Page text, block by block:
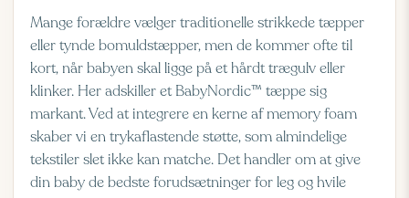
Mange forældre vælger traditionelle strikkede tæpper
eller tynde bomuldstæpper, men de kommer ofte til
kort, når babyen skal ligge på et hårdt trægulv eller
klinker. Her adskiller et BabyNordic™ tæppe sig
markant. Ved at integrere en kerne af memory foam
skaber vi en trykaflastende støtte, som almindelige
tekstiler slet ikke kan matche. Det handler om at give
din baby de bedste forudsætninger for leg og hvile